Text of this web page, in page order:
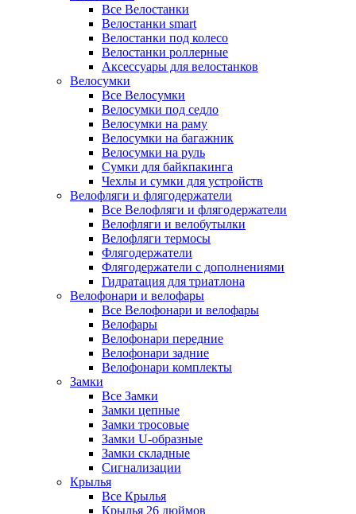
Все Велостанки
Велостанки smart
Велостанки под колесо
Велостанки роллерные
Аксессуары для велостанков
Велосумки
Все Велосумки
Велосумки под седло
Велосумки на раму
Велосумки на багажник
Велосумки на руль
Сумки для байкпакинга
Чехлы и сумки для устройств
Велофляги и флягодержатели
Все Велофляги и флягодержатели
Велофляги и велобутылки
Велофляги термосы
Флягодержатели
Флягодержатели с дополнениями
Гидратация для триатлона
Велофонари и велофары
Все Велофонари и велофары
Велофары
Велофонари передние
Велофонари задние
Велофонари комплекты
Замки
Все Замки
Замки цепные
Замки тросовые
Замки U-образные
Замки складные
Сигнализации
Крылья
Все Крылья
Крылья 26 дюймов